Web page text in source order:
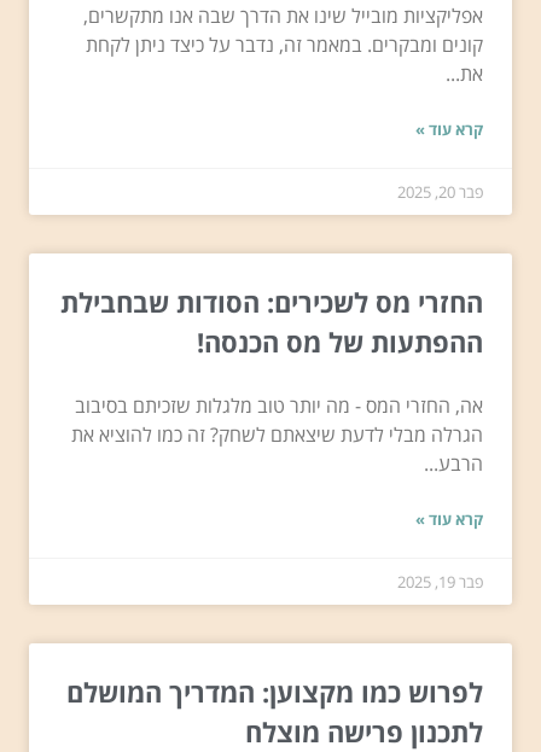
אפליקציות מובייל שינו את הדרך שבה אנו מתקשרים,
קונים ומבקרים. במאמר זה, נדבר על כיצד ניתן לקחת
את...
קרא עוד »
פבר 20, 2025
החזרי מס לשכירים: הסודות שבחבילת
ההפתעות של מס הכנסה!
אה, החזרי המס - מה יותר טוב מלגלות שזכיתם בסיבוב
הגרלה מבלי לדעת שיצאתם לשחק? זה כמו להוציא את
הרבע...
קרא עוד »
פבר 19, 2025
לפרוש כמו מקצוען: המדריך המושלם
לתכנון פרישה מוצלח